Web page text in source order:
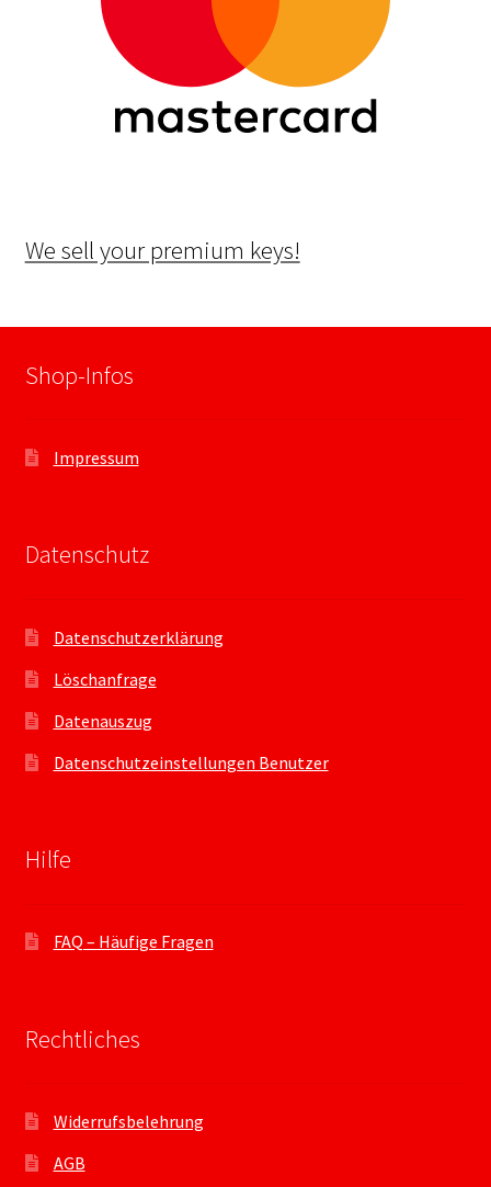
We sell your premium keys!
Shop-Infos
Impressum
Datenschutz
Datenschutzerklärung
Löschanfrage
Datenauszug
Datenschutzeinstellungen Benutzer
Hilfe
FAQ – Häufige Fragen
Rechtliches
Widerrufsbelehrung
AGB